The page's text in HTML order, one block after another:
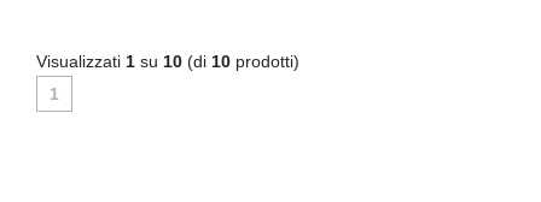
Visualizzati 1 su 10 (di 10 prodotti)
1